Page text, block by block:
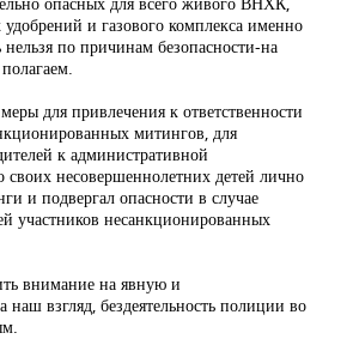
и газового комплекса именно
нельзя по причинам безопасности-на
для привлечения к ответственности
митингов, для
к административной
своих несовершеннолетних детей лично
и подвергал опасности в случае
участников несанкционированных
внимание на явную и
наш взгляд, бездеятельность полиции во